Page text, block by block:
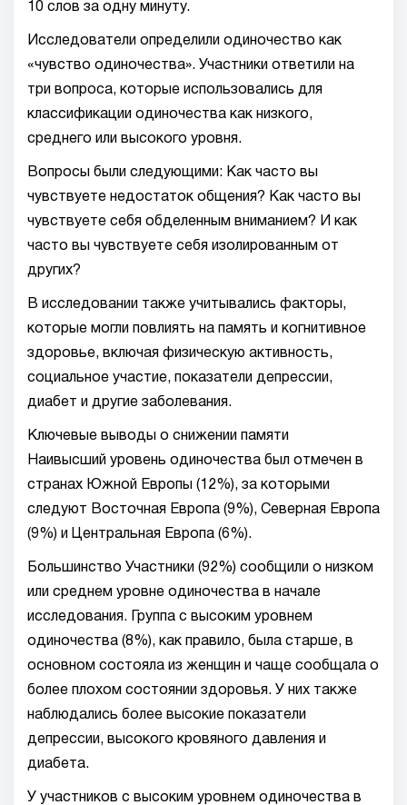
10 слов за одну минуту.
Исследователи определили одиночество как
«чувство одиночества». Участники ответили на
три вопроса, которые использовались для
классификации одиночества как низкого,
среднего или высокого уровня.
Вопросы были следующими: Как часто вы
чувствуете недостаток общения? Как часто вы
чувствуете себя обделенным вниманием? И как
часто вы чувствуете себя изолированным от
других?
В исследовании также учитывались факторы,
которые могли повлиять на память и когнитивное
здоровье, включая физическую активность,
социальное участие, показатели депрессии,
диабет и другие заболевания.
Ключевые выводы о снижении памяти
Наивысший уровень одиночества был отмечен в
странах Южной Европы (12%), за которыми
следуют Восточная Европа (9%), Северная Европа
(9%) и Центральная Европа (6%).
Большинство Участники (92%) сообщили о низком
или среднем уровне одиночества в начале
исследования. Группа с высоким уровнем
одиночества (8%), как правило, была старше, в
основном состояла из женщин и чаще сообщала о
более плохом состоянии здоровья. У них также
наблюдались более высокие показатели
депрессии, высокого кровяного давления и
диабета.
У участников с высоким уровнем одиночества в